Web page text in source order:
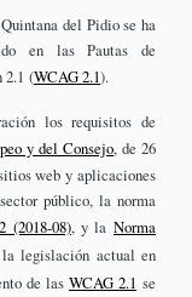
del Pidio se ha
en las Pautas de
2.1 (WCAG 2.1).
los requisitos de
y del Consejo, de 26
web y aplicaciones
público, la norma
(2018-08), y la Norma
legislación actual en
de las WCAG 2.1 se